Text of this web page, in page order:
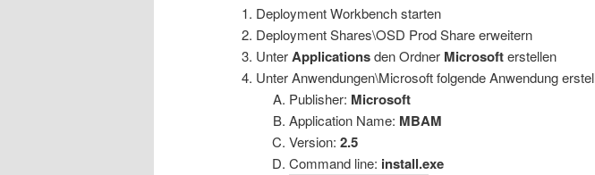
Deployment Workbench starten
Deployment Shares\OSD Prod Share erweitern
UnterApplicationsden Ordner Microsofterstellen
Unter Anwendungen\Microsoft folgende Anwendung
Publisher: Microsoft
Application Name: MBAM
Version: 2.5
Command line: install.exe